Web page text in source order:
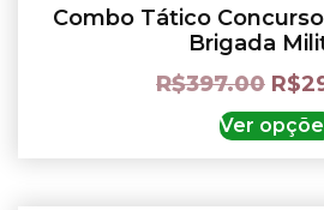
Combo Tático
Brigada
R$397.00 R$
Ver